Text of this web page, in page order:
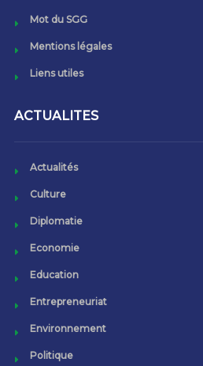
Mot du SGG
Mentions légales
Liens utiles
ACTUALITES
Actualités
Culture
Diplomatie
Economie
Education
Entrepreneuriat
Environnement
Politique